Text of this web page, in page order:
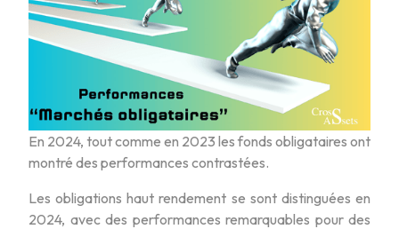
En 2024, tout comme en 2023 les fonds obligataires ont
montré des performances contrastées.
Les obligations haut rendement se sont distinguées en
2024, avec des performances remarquables pour des